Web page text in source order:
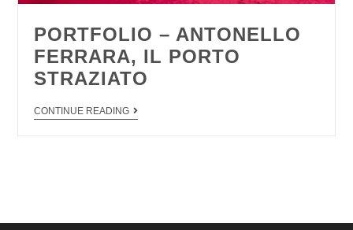
PORTFOLIO – ANTONELLO
FERRARA, IL PORTO
STRAZIATO
CONTINUE READING